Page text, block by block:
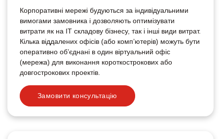
Корпоративні мережі будуються за індивідуальними
вимогами замовника і дозволяють оптимізувати
витрати як на IT складову бізнесу, так і інші види витрат.
Кілька віддалених офісів (або комп’ютерів) можуть бути
оперативно об’єднані в один віртуальний офіс
(мережа) для виконання короткострокових або
довгострокових проектів.
Замовити консультацію